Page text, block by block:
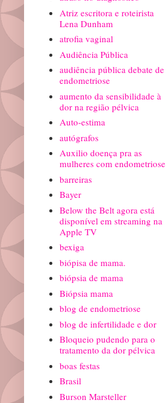
Atriz escritora e roteirista
Lena Dunham
atrofia vaginal
Audiência Pública
audiência pública debate de
endometriose
aumento da sensibilidade à
dor na região pélvica
Auto-estima
autógrafos
Auxilio doença pra as
mulheres com endometriose
barreiras
Bayer
Below the Belt agora está
disponível em streaming na
Apple TV
bexiga
biópisa de mama.
biópsia de mama
Biópsia mama
blog de endometriose
blog de infertilidade e dor
Bloqueio pudendo para o
tratamento da dor pélvica
boas festas
Brasil
Burson Marsteller